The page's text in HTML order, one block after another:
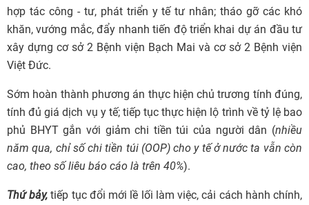
hợp tác công - tư, phát triển y tế tư nhân; tháo gỡ các khó
khăn, vướng mắc, đẩy nhanh tiến độ triển khai dự án đầu tư
xây dựng cơ sở 2 Bệnh viện Bạch Mai và cơ sở 2 Bệnh viện
Việt Đức.
Sớm hoàn thành phương án thực hiện chủ trương tính đúng,
tính đủ giá dịch vụ y tế; tiếp tục thực hiện lộ trình về tỷ lệ bao
phủ BHYT gắn với giảm chi tiền túi của người dân (nhiều
năm qua, chỉ số chi tiền túi (OOP) cho y tế ở nước ta vẫn còn
cao, theo số liêu báo cáo là trên 40%).
Thứ bảy, tiếp tục đổi mới lề lối làm việc, cải cách hành chính,